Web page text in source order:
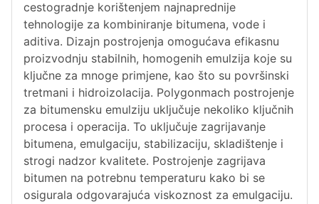
cestogradnje korištenjem najnaprednije
tehnologije za kombiniranje bitumena, vode i
aditiva. Dizajn postrojenja omogućava efikasnu
proizvodnju stabilnih, homogenih emulzija koje su
ključne za mnoge primjene, kao što su površinski
tretmani i hidroizolacija. Polygonmach postrojenje
za bitumensku emulziju uključuje nekoliko ključnih
procesa i operacija. To uključuje zagrijavanje
bitumena, emulgaciju, stabilizaciju, skladištenje i
strogi nadzor kvalitete. Postrojenje zagrijava
bitumen na potrebnu temperaturu kako bi se
osigurala odgovarajuća viskoznost za emulgaciju.